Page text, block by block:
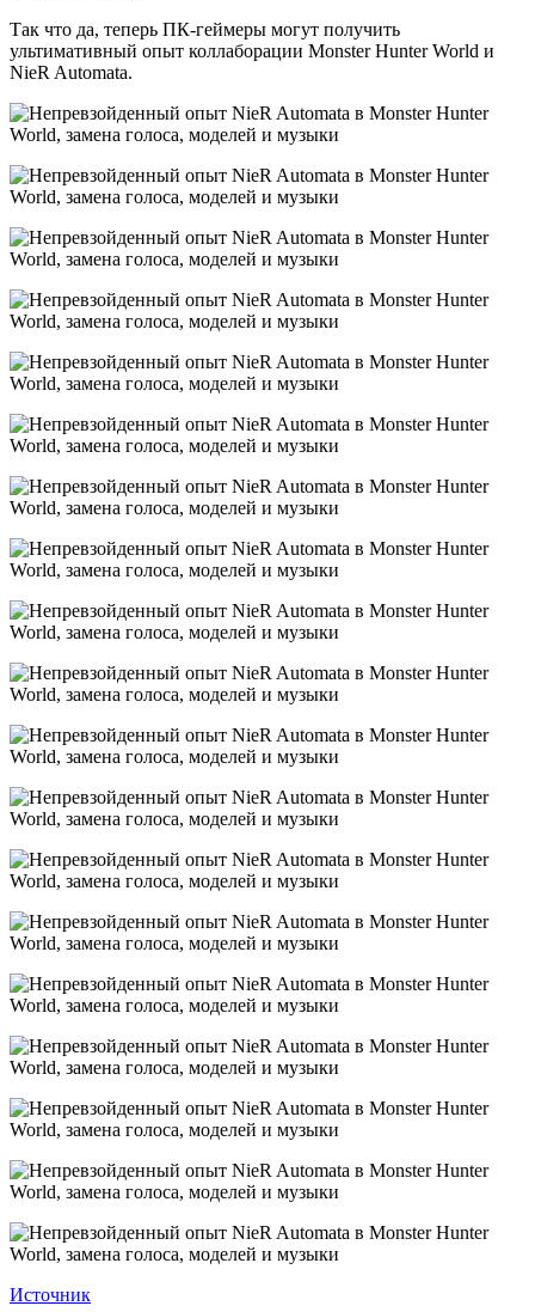
Так что да, теперь ПК-геймеры могут получить
ультимативный опыт коллаборации Monster Hunter World и
NieR Automata.
Источник